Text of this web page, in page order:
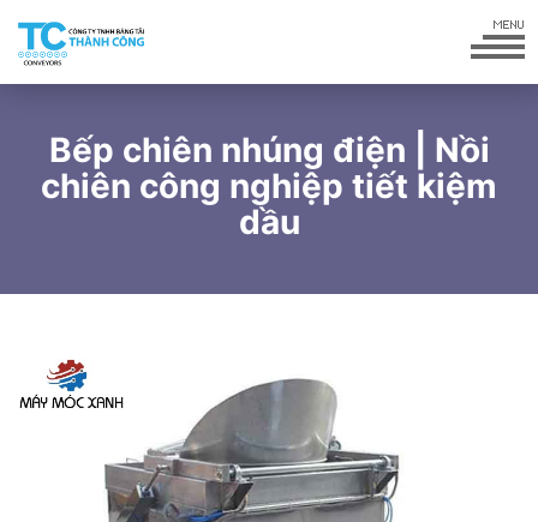
Bếp chiên nhúng điện | Nồi
chiên công nghiệp tiết kiệm
dầu